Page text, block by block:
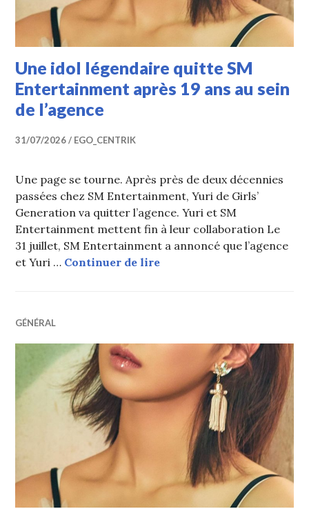
Une idol légendaire quitte SM
Entertainment après 19 ans au sein
de l’agence
31/07/2026 EGO_CENTRIK
Une page se tourne. Après près de deux décennies
passées chez SM Entertainment, Yuri de Girls’
Generation va quitter l’agence. Yuri et SM
Entertainment mettent fin à leur collaboration Le
31 juillet, SM Entertainment a annoncé que l’agence
et Yuri … Continuer de lireUne idol légendaire quitte
GÉNÉRAL